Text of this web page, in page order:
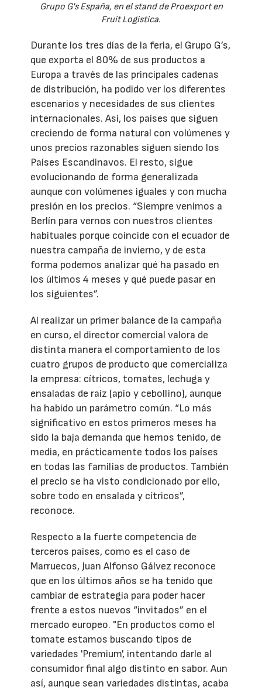
Grupo G's España, en el stand de Proexport en
Fruit Logistica.
Durante los tres días de la feria, el Grupo G’s,
que exporta el 80% de sus productos a
Europa a través de las principales cadenas
de distribución, ha podido ver los diferentes
escenarios y necesidades de sus clientes
internacionales. Así, los países que siguen
creciendo de forma natural con volúmenes y
unos precios razonables siguen siendo los
Países Escandinavos. El resto, sigue
evolucionando de forma generalizada
aunque con volúmenes iguales y con mucha
presión en los precios. “Siempre venimos a
Berlín para vernos con nuestros clientes
habituales porque coincide con el ecuador de
nuestra campaña de invierno, y de esta
forma podemos analizar qué ha pasado en
los últimos 4 meses y qué puede pasar en
los siguientes”.
Al realizar un primer balance de la campaña
en curso, el director comercial valora de
distinta manera el comportamiento de los
cuatro grupos de producto que comercializa
la empresa: cítricos, tomates, lechuga y
ensaladas de raíz (apio y cebollino), aunque
ha habido un parámetro común. “Lo más
significativo en estos primeros meses ha
sido la baja demanda que hemos tenido, de
media, en prácticamente todos los países
en todas las familias de productos. También
el precio se ha visto condicionado por ello,
sobre todo en ensalada y cítricos”,
reconoce.
Respecto a la fuerte competencia de
terceros países, como es el caso de
Marruecos, Juan Alfonso Gálvez reconoce
que en los últimos años se ha tenido que
cambiar de estrategia para poder hacer
frente a estos nuevos “invitados” en el
mercado europeo. "En productos como el
tomate estamos buscando tipos de
variedades 'Premium', intentando darle al
consumidor final algo distinto en sabor. Aun
así, aunque sean variedades distintas, acaba